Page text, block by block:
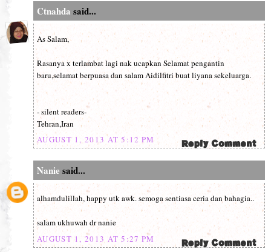
Ctnahda said...
As Salam,
Rasanya x terlambat lagi nak ucapkan Selamat pengantin
baru,selamat berpuasa dan salam Aidilfitri buat liyana sekeluarga.
- silent readers-
Tehran,Iran
AUGUST 1, 2013 AT 5:12 PM
Nanie said...
alhamdulillah, happy utk awk. semoga sentiasa ceria dan bahagia..
salam ukhuwah dr nanie
AUGUST 1, 2013 AT 5:27 PM